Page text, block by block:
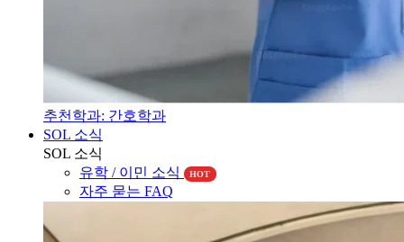
추천학과: 간호학과
SOL 소식
SOL 소식
유학 / 이민 소식
자주 묻는 FAQ